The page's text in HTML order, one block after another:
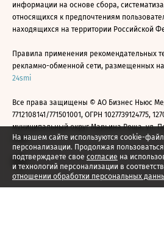
На нашем сайте используются cookie-
персонализации. Продолжая
подтверждаете свое согласие на
и технологий персонализации в
отношении обработки персональных
информации на основе сбора,
относящихся к предпочтениям
находящихся на территории Российской
Правила применения рекомендательных
рекламно-обменной сети, размещенных
24smi
Все права защищены © АО Бизнес Ньюс
7712108141/771501001, ОГРН 1027739124775,
муниципальный округ Марьина Роща, ул.
2026